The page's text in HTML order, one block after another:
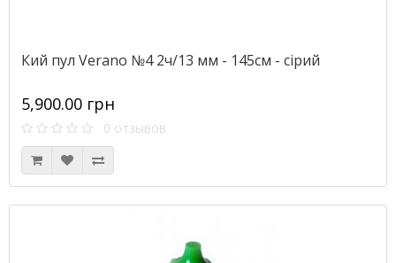
Кий пул Verano №4 2ч/13 мм - 145см - сірий
5,900.00 грн
0 отзывов